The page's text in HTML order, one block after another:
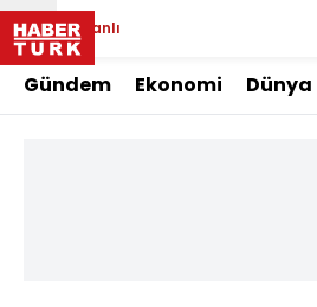
Canlı
Gündem Ekonomi Dünya